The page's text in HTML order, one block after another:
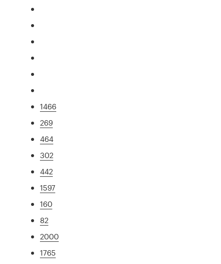
1466
269
464
302
442
1597
160
82
2000
1765